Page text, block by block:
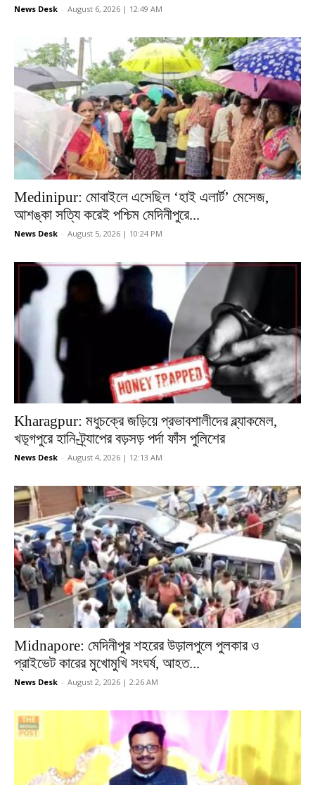
News Desk - August 6, 2026 | 12:49 AM
Medinipur: মোবাইলে এসেছিল ‘হাই এলার্ট’ মেসেজ,
আশঙ্কা সত্যি করেই পশ্চিম মেদিনীপুরে...
News Desk - August 5, 2026 | 10:24 PM
Kharagpur: মধুচক্রে জড়িয়ে প্রভাবশালীদের ব্ল্যাকমেল,
খড়্গপুরে হানি-ট্র্যাপের বড়সড় পর্দা ফাঁস পুলিশের
News Desk - August 4, 2026 | 12:13 AM
Midnapore: মেদিনীপুর শহরের উড়ালপুলে পুলকার ও
প্রাইভেট কারের মুখোমুখি সংঘর্ষ, আহত...
News Desk - August 2, 2026 | 2:26 AM